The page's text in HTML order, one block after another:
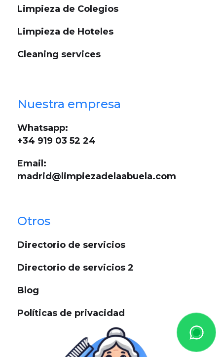
Limpieza de Colegios
Limpieza de Hoteles
Cleaning services
Nuestra empresa
Whatsapp:
+34 919 03 52 24
Email:
madrid@limpiezadelaabuela.com
Otros
Directorio de servicios
Directorio de servicios 2
Blog
Políticas de privacidad